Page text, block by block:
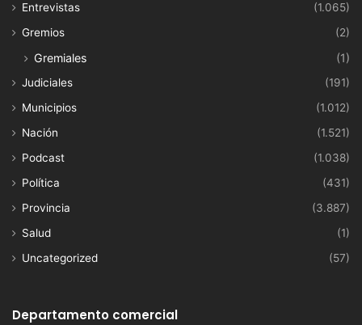
Entrevistas
(1.065)
Gremios
(2)
Gremiales (1)
Judiciales
(191)
Municipios
(1.012)
Nación
(1.521)
Podcast
(1.038)
Política
(431)
Provincia
(3.887)
Salud
(1)
Uncategorized
(57)
Departamento comercial